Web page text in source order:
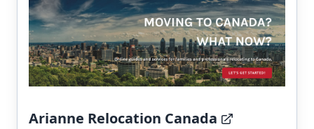
Arianne Relocation Canada